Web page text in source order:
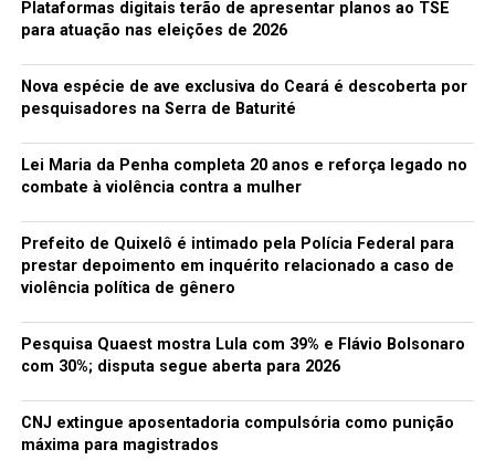
Plataformas digitais terão de apresentar planos ao TSE
para atuação nas eleições de 2026
Nova espécie de ave exclusiva do Ceará é descoberta por
pesquisadores na Serra de Baturité
Lei Maria da Penha completa 20 anos e reforça legado no
combate à violência contra a mulher
Prefeito de Quixelô é intimado pela Polícia Federal para
prestar depoimento em inquérito relacionado a caso de
violência política de gênero
Pesquisa Quaest mostra Lula com 39% e Flávio Bolsonaro
com 30%; disputa segue aberta para 2026
CNJ extingue aposentadoria compulsória como punição
máxima para magistrados